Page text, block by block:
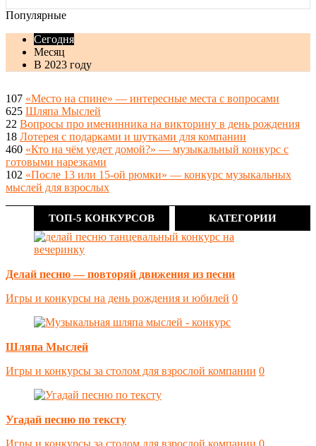
Популярные
Сегодня
Месяц
В 2023 году
107 «Место на спине» — интересные места с вопросами
625 Шляпа Мыслей
22 Вопросы про именинника на викторину в день рождения
18 Лотерея с подарками и шутками для компании
460 «Кто на чём уедет домой?» — музыкальный конкурс с
готовыми нарезками
102 «После 13 или 15-ой рюмки» — конкурс музыкальных
мыслей для взрослых
ТОП-5 КОНКУРСОВ КАТЕГОРИИ
Делай песню — повторяй движения из песни
Игры и конкурсы на день рождения и юбилей 0
Шляпа Мыслей
Игры и конкурсы за столом для взрослой компании 0
Угадай песню по тексту
Игры и конкурсы за столом для взрослой компании 0